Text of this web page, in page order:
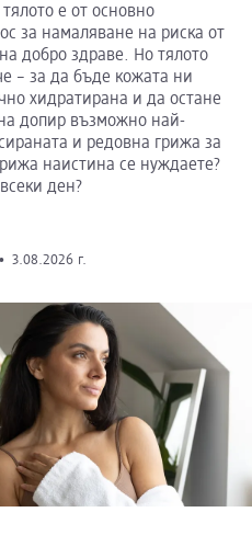
е от основно
за намаляване на риска от
добро здраве. Но тялото
– за да бъде кожата ни
хидратирана и да остане
допир възможно най-
и редовна грижа за
наистина се нуждаете?
ден?
• 3.08.2026 г.